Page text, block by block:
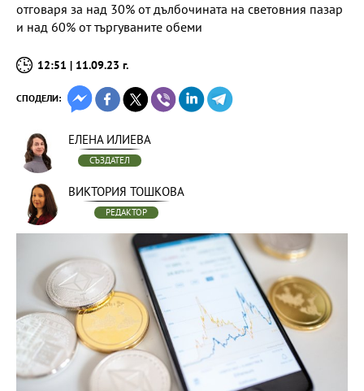
отговаря за над 30% от дълбочината на световния пазар
и над 60% от търгуваните обеми
12:51 | 11.09.23 г.
СПОДЕЛИ:
ЕЛЕНА ИЛИЕВА
СЪЗДАТЕЛ
ВИКТОРИЯ ТОШКОВА
РЕДАКТОР